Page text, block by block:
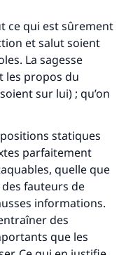
ce qui est sûrement
et salut soient
La sagesse
les propos du
sur lui) ; qu’on
statiques
parfaitement
quelle que
fauteurs de
informations.
des
que les